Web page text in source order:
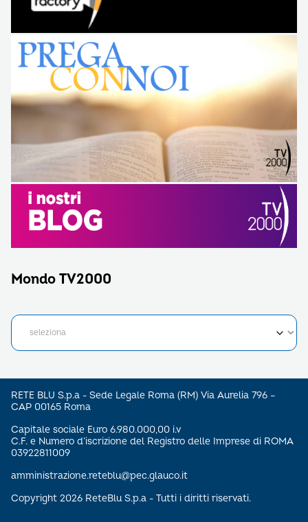
Mondo TV2000
RETE BLU S.p.a - Sede Legale Roma (RM) Via Aurelia 796 –
CAP 00165 Roma
Capitale sociale Euro 6.980.000,00 i.v
C.F. e Numero d’iscrizione del Registro delle Imprese di ROMA
03922811009
amministrazione.reteblu@pec.glauco.it
Copyright 2026 ReteBlu S.p.a - Tutti i diritti riservati.